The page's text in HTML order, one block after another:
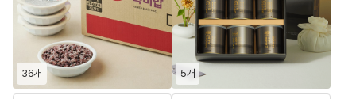
36개 5개